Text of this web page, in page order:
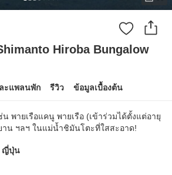
Hiroba Bungalow
ะแพลนพัก รีวิว ข้อมูลเบื้องต้น
พายเรือแคนู พายเรือ (เข้าร่วมได้ตั้งแต่อายุ
าน ฯลฯ ในแม่น้ำชิมันโตะที่ใสสะอาด!
ญี่ปุ่น